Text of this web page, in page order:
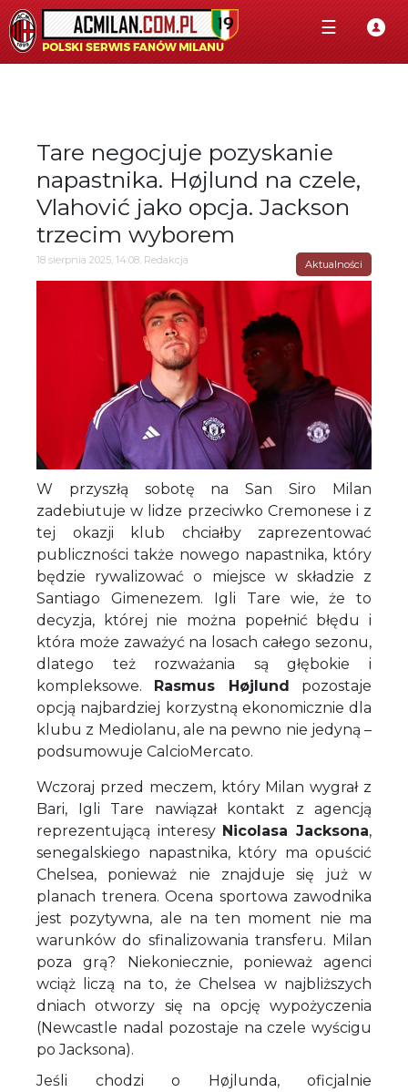
☰
Tare negocjuje pozyskanie
napastnika. Højlund na czele,
Vlahović jako opcja. Jackson
trzecim wyborem
18 sierpnia 2025, 14:08, Redakcja Aktualności
W przyszłą sobotę na San Siro Milan
zadebiutuje w lidze przeciwko Cremonese i z
tej okazji klub chciałby zaprezentować
publiczności także nowego napastnika, który
będzie rywalizować o miejsce w składzie z
Santiago Gimenezem. Igli Tare wie, że to
decyzja, której nie można popełnić błędu i
która może zaważyć na losach całego sezonu,
dlatego też rozważania są głębokie i
kompleksowe. Rasmus Højlund pozostaje
opcją najbardziej korzystną ekonomicznie dla
klubu z Mediolanu, ale na pewno nie jedyną –
podsumowuje CalcioMercato.
Wczoraj przed meczem, który Milan wygrał z
Bari, Igli Tare nawiązał kontakt z agencją
reprezentującą interesy Nicolasa Jacksona,
senegalskiego napastnika, który ma opuścić
Chelsea, ponieważ nie znajduje się już w
planach trenera. Ocena sportowa zawodnika
jest pozytywna, ale na ten moment nie ma
warunków do sfinalizowania transferu. Milan
poza grą? Niekoniecznie, ponieważ agenci
wciąż liczą na to, że Chelsea w najbliższych
dniach otworzy się na opcję wypożyczenia
(Newcastle nadal pozostaje na czele wyścigu
po Jacksona).
Jeśli chodzi o Højlunda, oficjalnie